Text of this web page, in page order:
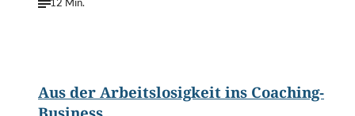
12 Min.
Aus der Arbeitslosigkeit ins Coaching-